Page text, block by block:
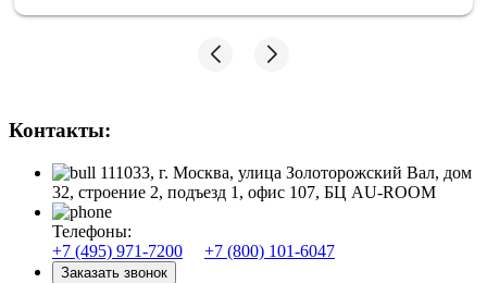
Контакты:
111033, г. Москва, улица Золоторожский Вал, дом
32, строение 2, подъезд 1, офис 107, БЦ AU-ROOM
Телефоны:
+7 (495) 971-7200
+7 (800) 101-6047
Заказать звонок